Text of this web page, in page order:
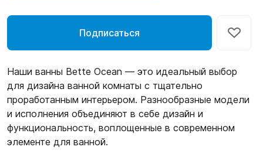
Подписаться
Наши ванны Bette Ocean — это идеальный выбор
для дизайна ванной комнаты с тщательно
проработанным интерьером. Разнообразные модели
и исполнения объединяют в себе дизайн и
функциональность, воплощенные в современном
элементе для ванной.